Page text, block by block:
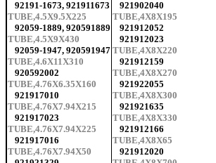
92191-1673, 921911673
TUBE,4.5X9.5X225
92059-1889, 920591889
TUBE,4.5X9X430
92059-1947, 920591947
TUBE,4.6X11X310
920592002
TUBE,4.76X6.35X160
921917010
TUBE,4.76X7.94X215
921917023
TUBE,4.76X7.94X225
921917016
TUBE,4.76X7.94X50
921902040
TUBE,4X8X195
921912052
921912023
TUBE,4X8X220
921912159
TUBE,4X8X270
921922055
TUBE,4X8X300
921921635
TUBE,4X8X330
921912166
TUBE,4X8X65
921912020